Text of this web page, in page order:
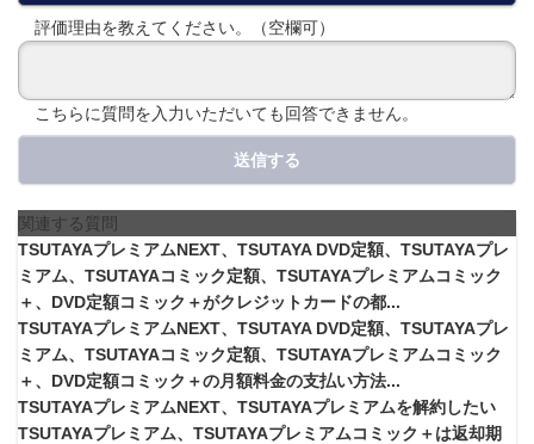
評価理由を教えてください。（空欄可）
こちらに質問を入力いただいても回答できません。
送信する
関連する質問
TSUTAYAプレミアムNEXT、TSUTAYA DVD定額、TSUTAYAプレ
ミアム、TSUTAYAコミック定額、TSUTAYAプレミアムコミック
＋、DVD定額コミック＋がクレジットカードの都...
TSUTAYAプレミアムNEXT、TSUTAYA DVD定額、TSUTAYAプレ
ミアム、TSUTAYAコミック定額、TSUTAYAプレミアムコミック
＋、DVD定額コミック＋の月額料金の支払い方法...
TSUTAYAプレミアムNEXT、TSUTAYAプレミアムを解約したい
TSUTAYAプレミアム、TSUTAYAプレミアムコミック＋は返却期